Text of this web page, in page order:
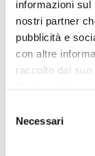
informazioni
nostri partner
pubblicità e
con altre
raccolto dal
delNecessari
Editore il
Anno
Anno